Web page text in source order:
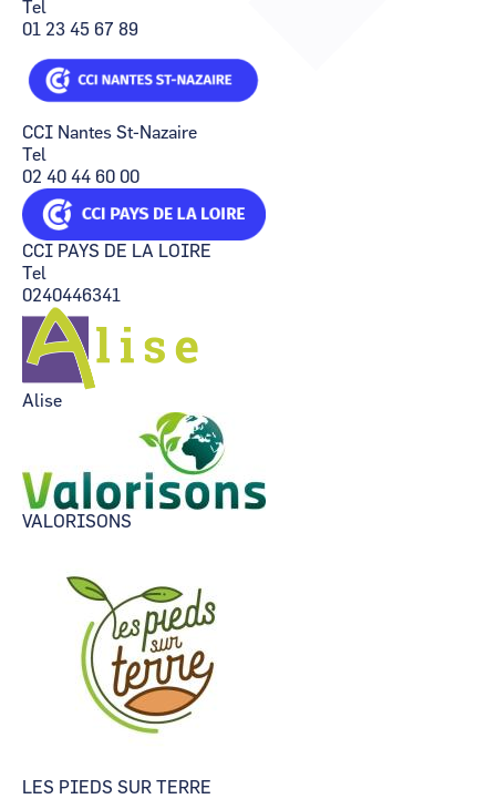
CCI Business
Occitanie
CCI Business
Pays de la Loire
CCI Business
Occitanie
CCI Business
Tel
01 23 45 67 89
CCI Nantes St-Nazaire
Tel
02 40 44 60 00
CCI PAYS DE LA LOIRE
Tel
0240446341
Alise
VALORISONS
LES PIEDS SUR TERRE